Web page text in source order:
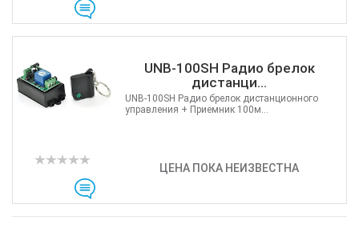
UNB-100SH Радио брелок
дистанци...
ЦЕНА ПОКА НЕИЗВЕСТНА
UNB-100SH Радио брелок дистанционного
управления + Приемник 100м...